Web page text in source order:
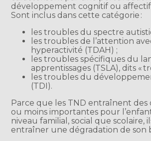
développement cognitif ou affectif
Sont inclus dans cette catégorie :
les troubles du spectre
les troubles de l’attention
hyperactivité (TDAH) ;
les troubles spécifiques du
apprentissages (TSLA), dits «
les troubles du
(TDI).
Parce que les TND entraînent
ou moins importantes pour
niveau familial, social que scolaire,
entraîner une dégradation de son